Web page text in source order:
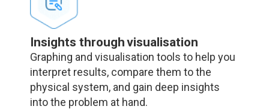
Insights through visualisation
Graphing and visualisation tools to help you
interpret results, compare them to the
physical system, and gain deep insights
into the problem at hand.